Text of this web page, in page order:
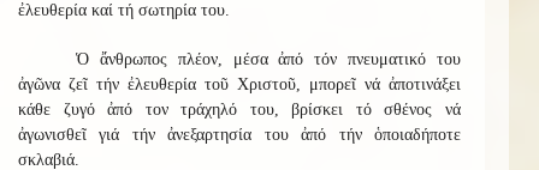
ἐλευθερία καί τή σωτηρία του.
Ὁ ἄνθρωπος πλέον, μέσα ἀπό τόν πνευματικό του
ἀγῶνα ζεῖ τήν ἐλευθερία τοῦ Χριστοῦ, μπορεῖ νά ἀποτινάξει
κάθε ζυγό ἀπό τον τράχηλό του, βρίσκει τό σθένος νά
ἀγωνισθεῖ γιά τήν ἀνεξαρτησία του ἀπό τήν ὁποιαδήποτε
σκλαβιά.